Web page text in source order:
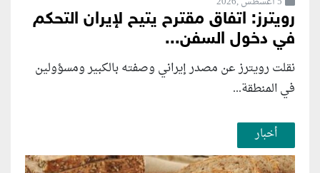
رويترز: اتفاق مقترح يتيح لإيران التحكم
في دخول السفن...
نقلت رويترز عن مصدر إيراني وصفته بالكبير ومسؤولين
في المنطقة...
أخبار